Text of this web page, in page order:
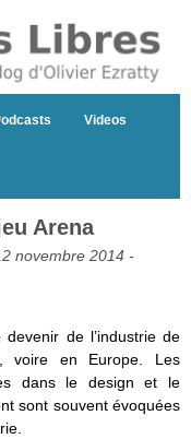
Videos
Arena
novembre 2014 -
de l’industrie de
voire en Europe. Les
dans le design et le
sont souvent évoquées